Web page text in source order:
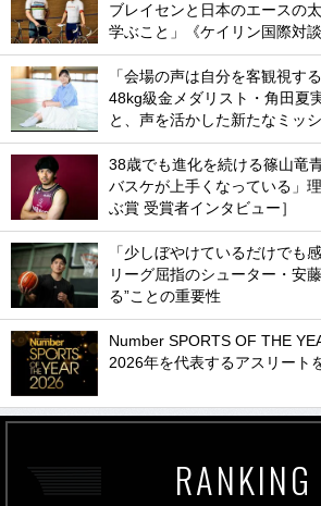
ブレイセンと日本のエースの
学ぶこと」《ケイリン国際対
「会場の声は自分を客観視す
48kg級金メダリスト・角田夏
と、声を活かした新たなミッ
38歳でも進化を続ける篠山竜
バスケが上手くなっている」
ぶ賞 受賞者インタビュー］
「少しぼやけているだけでも
リーグ屈指のシューター・安
る”ことの重要性
Number SPORTS OF THE
2026年を代表するアスリート
RANKING